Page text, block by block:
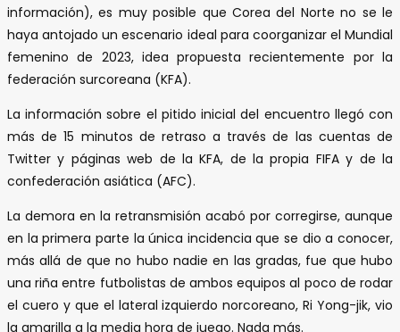
información), es muy posible que Corea del Norte no se le
haya antojado un escenario ideal para coorganizar el Mundial
femenino de 2023, idea propuesta recientemente por la
federación surcoreana (KFA).
La información sobre el pitido inicial del encuentro llegó con
más de 15 minutos de retraso a través de las cuentas de
Twitter y páginas web de la KFA, de la propia FIFA y de la
confederación asiática (AFC).
La demora en la retransmisión acabó por corregirse, aunque
en la primera parte la única incidencia que se dio a conocer,
más allá de que no hubo nadie en las gradas, fue que hubo
una riña entre futbolistas de ambos equipos al poco de rodar
el cuero y que el lateral izquierdo norcoreano, Ri Yong-jik, vio
la amarilla a la media hora de juego. Nada más.